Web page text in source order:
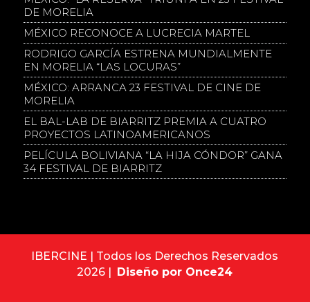
DE MORELIA
MÉXICO RECONOCE A LUCRECIA MARTEL
RODRIGO GARCÍA ESTRENA MUNDIALMENTE
EN MORELIA “LAS LOCURAS”
MÉXICO: ARRANCA 23 FESTIVAL DE CINE DE
MORELIA
EL BAL-LAB DE BIARRITZ PREMIA A CUATRO
PROYECTOS LATINOAMERICANOS
PELÍCULA BOLIVIANA “LA HIJA CÓNDOR” GANA
34 FESTIVAL DE BIARRITZ
IBERCINE | Todos los Derechos Reservados
2026 | Diseño por Once24